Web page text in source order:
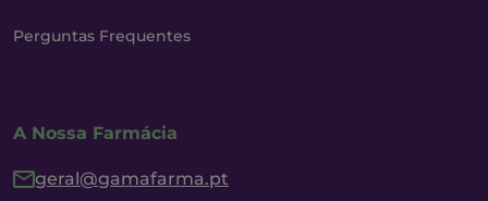
Perguntas Frequentes
A Nossa Farmácia
geral@gamafarma.pt